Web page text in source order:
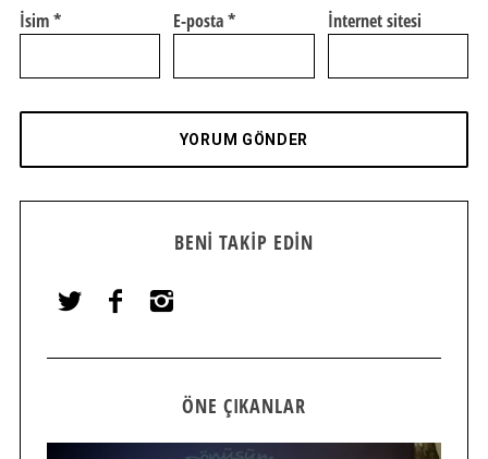
İsim* E-posta* İnternet sitesi
BENI TAKIP EDIN
ÖNE ÇIKANLAR